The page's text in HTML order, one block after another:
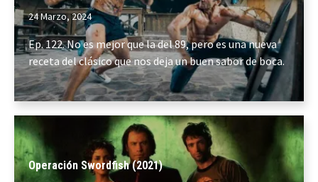
24 Marzo, 2024
Ep. 122. No es mejor que la del 89, pero es una nueva
receta del clásico que nos deja un buen sabor de boca.
Operación Swordfish (2021)